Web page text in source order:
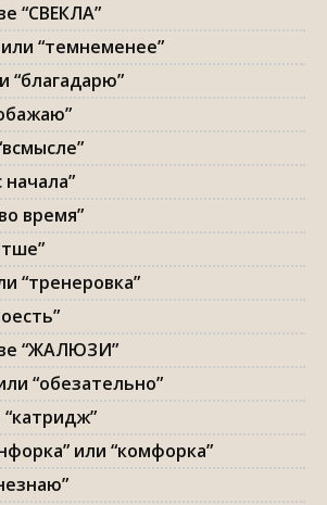
“СВЕКЛА”
“темнеменее”
“благадарю”
начала”
время”
“тренеровка”
“ЖАЛЮЗИ”
“обезательно”
или “комфорка”